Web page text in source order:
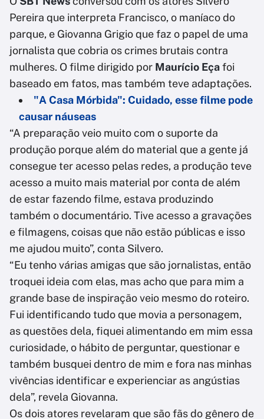
Pereira que interpreta Francisco, o maníaco do
parque, e Giovanna Grigio que faz o papel de uma
jornalista que cobria os crimes brutais contra
mulheres. O filme dirigido por Maurício Eçafoi
baseado em fatos, mas também teve adaptações.
"A Casa Mórbida": Cuidado, esse filme pode
causar náuseas
“A preparação veio muito com o suporte da
produção porque além do material que a gente já
consegue ter acesso pelas redes, a produção teve
acesso a muito mais material por conta de além
de estar fazendo filme, estava produzindo
também o documentário. Tive acesso a gravações
e filmagens, coisas que não estão públicas e isso
me ajudou muito”, conta Silvero.
“Eu tenho várias amigas que são jornalistas, então
troquei ideia com elas, mas acho que para mim a
grande base de inspiração veio mesmo do roteiro.
Fui identificando tudo que movia a personagem,
as questões dela, fiquei alimentando em mim essa
curiosidade, o hábito de perguntar, questionar e
também busquei dentro de mim e fora nas minhas
vivências identificar e experienciar as angústias
dela”, revela Giovanna.
Os dois atores revelaram que são fãs do gênero de